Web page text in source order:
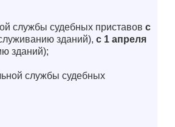
службы судебных приставов с
зданий), с 1 апреля
зданий);
службы судебных